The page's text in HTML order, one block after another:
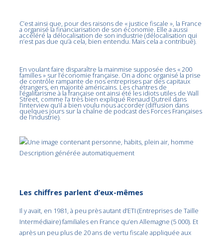
C’est ainsi que, pour des raisons de « justice fiscale », la France
a organisé la financiarisation de son économie. Elle a aussi
accéléré la délocalisation de son industrie (délocalisation qui
n’est pas due qu’à cela, bien entendu. Mais cela a contribué).
En voulant faire disparaître la mainmise supposée des « 200
familles » sur l’économie française. On a donc organisé la prise
de contrôle rampante de nos entreprises par des capitaux
étrangers, en majorité américains. Les chantres de
l’égalitarisme à la française ont ainsi été les idiots utiles de Wall
Street, comme l’a très bien expliqué Renaud Dutreil dans
l’interview qu’il a bien voulu nous accorder (diffusion dans
quelques jours sur la chaîne de podcast des Forces Françaises
de l’industrie).
Les chiffres parlent d’eux-mêmes
Il y avait, en 1981, à peu près autant d’ETI (Entreprises de Taille
Intermédiaire) familiales en France qu’en Allemagne (5 000). Et
après un peu plus de 20 ans de vertu fiscale appliquée aux